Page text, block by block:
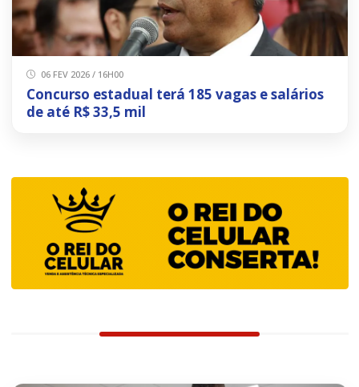
06 FEV 2026 / 16H00
Concurso estadual terá 185 vagas e salários
de até R$ 33,5 mil